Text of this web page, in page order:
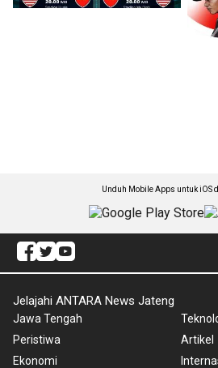
Unduh Mobile Apps untuk iOS
Jelajahi ANTARA News Jateng
Jawa Tengah
Peristiwa
Ekonomi
Artikel